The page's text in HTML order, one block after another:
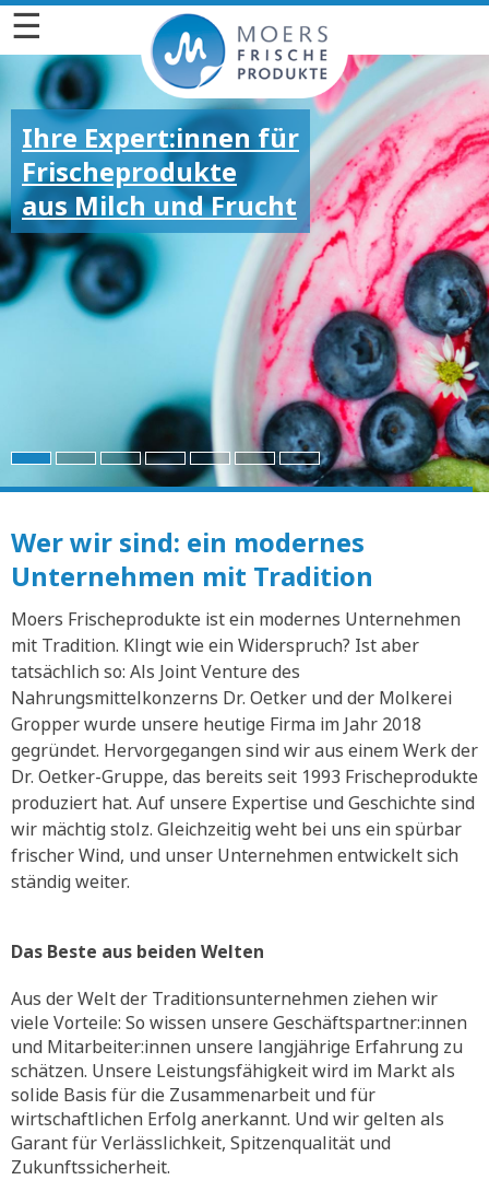
☰
Ihre Expert:innen für
Frischeprodukte
aus Milch und Frucht
Für die großen und
kleinen Emotionen
Wer wir sind: ein modernes
Unternehmen mit Tradition
Moers Frischeprodukte ist ein modernes Unternehmen
mit Tradition. Klingt wie ein Widerspruch? Ist aber
tatsächlich so: Als Joint Venture des
Nahrungsmittelkonzerns Dr. Oetker und der Molkerei
Gropper wurde unsere heutige Firma im Jahr 2018
gegründet. Hervorgegangen sind wir aus einem Werk der
Dr. Oetker-Gruppe, das bereits seit 1993 Frischeprodukte
produziert hat. Auf unsere Expertise und Geschichte sind
wir mächtig stolz. Gleichzeitig weht bei uns ein spürbar
frischer Wind, und unser Unternehmen entwickelt sich
ständig weiter.
Das Beste aus beiden Welten
Aus der Welt der Traditionsunternehmen ziehen wir
viele Vorteile: So wissen unsere Geschäftspartner:innen
und Mitarbeiter:innen unsere langjährige Erfahrung zu
schätzen. Unsere Leistungsfähigkeit wird im Markt als
solide Basis für die Zusammenarbeit und für
wirtschaftlichen Erfolg anerkannt. Und wir gelten als
Garant für Verlässlichkeit, Spitzenqualität und
Zukunftssicherheit.